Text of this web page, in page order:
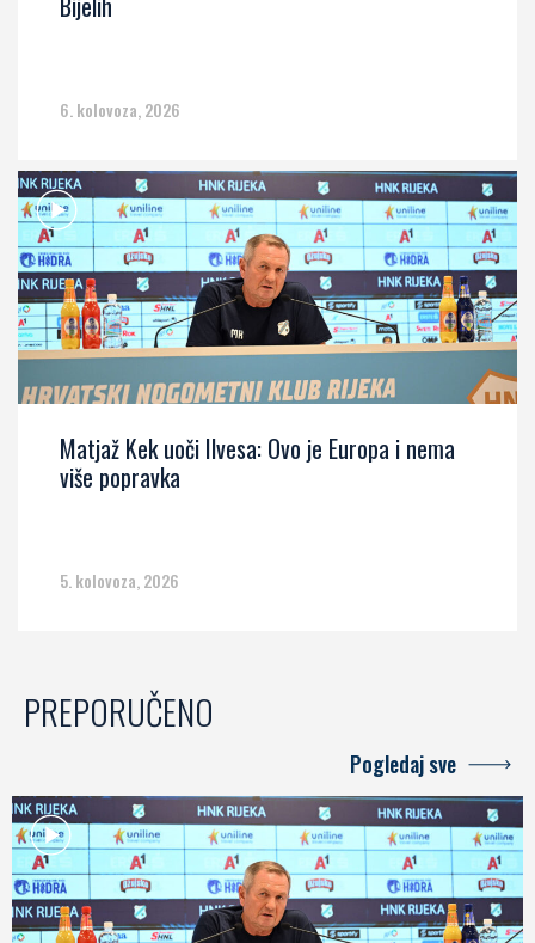
6. kolovoza, 2026
Matjaž Kek uoči Ilvesa: Ovo je Europa i nema
više popravka
5. kolovoza, 2026
PREPORUČENO
Pogledaj sve